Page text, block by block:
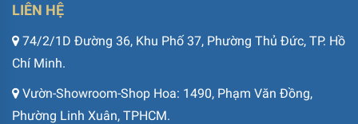
LIÊN HỆ
74/2/1D Đường 36, Khu Phố 37, Phường Thủ Đức, TP. Hồ
Chí Minh.
Vườn-Showroom-Shop Hoa: 1490, Phạm Văn Đồng,
Phường Linh Xuân, TPHCM.